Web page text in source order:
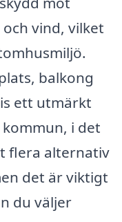
vind, vilket
balkong
ett utmärkt
i det
flera alternativ
det är viktigt
du väljer